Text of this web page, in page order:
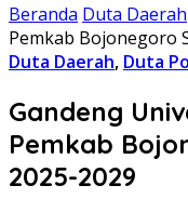
Beranda Duta Daerah
Pemkab Bojonegoro
Duta Daerah, Duta
Gandeng
Pemkab
2025-2029